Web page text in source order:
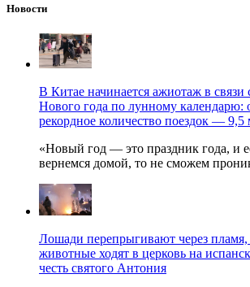
Новости
В Китае начинается ажиотаж в связи
Нового года по лунному календарю:
рекордное количество поездок — 9,5
«Новый год — это праздник года, и
вернемся домой, то не сможем
Лошади перепрыгивают через
животные ходят в церковь на
честь святого Антония